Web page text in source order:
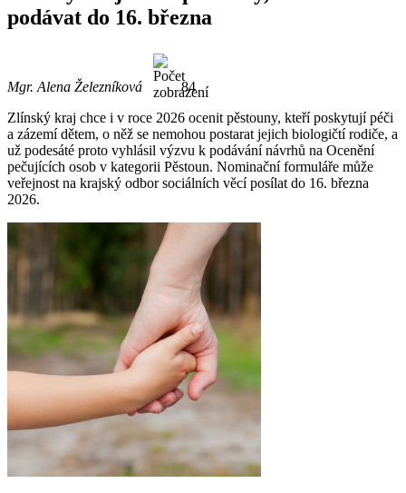
podávat do 16. března
Mgr. Alena Železníková
84
Zlínský kraj chce i v roce 2026 ocenit pěstouny, kteří poskytují péči
a zázemí dětem, o něž se nemohou postarat jejich biologičtí rodiče, a
už podesáté proto vyhlásil výzvu k podávání návrhů na Ocenění
pečujících osob v kategorii Pěstoun. Nominační formuláře může
veřejnost na krajský odbor sociálních věcí posílat do 16. března
2026.